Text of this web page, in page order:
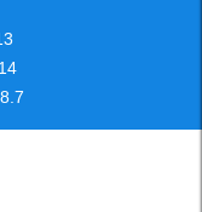
14
8 7